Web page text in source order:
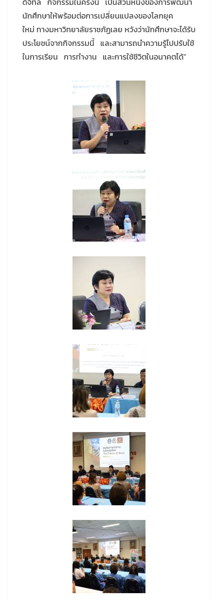
นักศึกษาให้พร้อมต่อการเปลี่ยนแปลงของโลกยุค
ใหม่ ทางมหาวิทยาลัยราชภัฏเลย หวังว่านักศึกษาจะได้รับ
ประโยชน์จากกิจกรรมนี้ และสามารถนำความรู้ไปปรับใช้
ในการเรียน การทำงาน และการใช้ชีวิตในอนาคตได้”